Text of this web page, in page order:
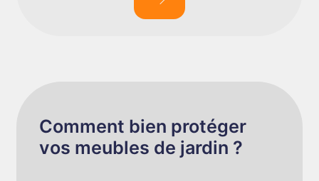
Comment bien protéger
vos meubles de jardin ?